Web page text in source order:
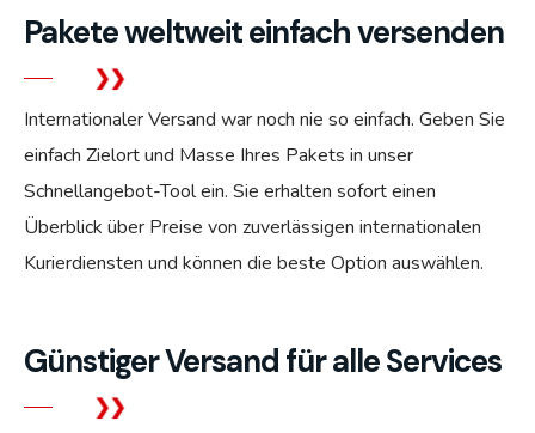
Pakete weltweit einfach versenden
Internationaler Versand war noch nie so einfach. Geben Sie
einfach Zielort und Masse Ihres Pakets in unser
Schnellangebot-Tool ein. Sie erhalten sofort einen
Überblick über Preise von zuverlässigen internationalen
Kurierdiensten und können die beste Option auswählen.
Günstiger Versand für alle Services